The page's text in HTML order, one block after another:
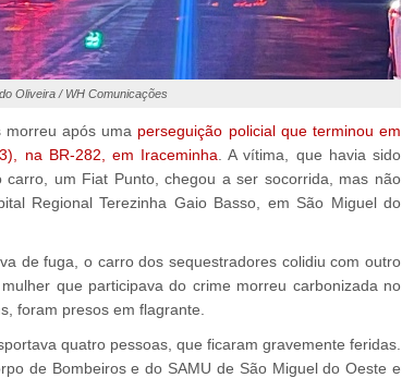
Oliveira / WH Comunicações
morreu após uma perseguição policial que terminou em
na BR-282, em Iraceminha . A vítima, que havia sido
um Fiat Punto, chegou a ser socorrida, mas não
Regional Terezinha Gaio Basso, em São Miguel do
de fuga, o carro dos sequestradores colidiu com outro
que participava do crime morreu carbonizada no
foram presos em flagrante.
quatro pessoas, que ficaram gravemente feridas.
de Bombeiros e do SAMU de São Miguel do Oeste e